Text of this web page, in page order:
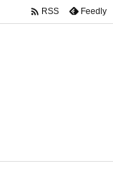
 RSS Feedly